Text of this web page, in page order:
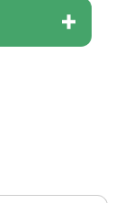
アラー
てくだ
ない場
ださ
日以
ィスカ
ン
3営業
す。